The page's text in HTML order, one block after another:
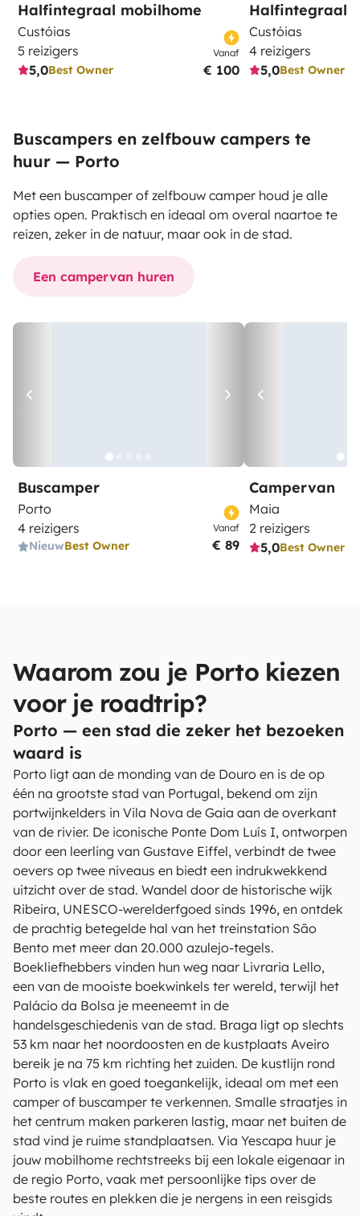
Halfintegraal mobilhome
Custóias
5 reizigers
5,0Best Owner
Vanaf
€ 100
Halfintegraal
Custóias
4 reizigers
5,0Best Owner
Buscampers en zelfbouw campers te
huur — Porto
Met een buscamper of zelfbouw camper houd je alle
opties open. Praktisch en ideaal om overal naartoe te
reizen, zeker in de natuur, maar ook in de stad.
Een campervan huren
Buscamper
Porto
4 reizigers
NieuwBest Owner
Vanaf
€ 89
Campervan
Maia
2 reizigers
5,0Best Owner
Waarom zou je Porto kiezen
voor je roadtrip?
Porto — een stad die zeker het bezoeken
waard is
Porto ligt aan de monding van de Douro en is de op
één na grootste stad van Portugal, bekend om zijn
portwijnkelders in Vila Nova de Gaia aan de overkant
van de rivier. De iconische Ponte Dom Luís I, ontworpen
door een leerling van Gustave Eiffel, verbindt de twee
oevers op twee niveaus en biedt een indrukwekkend
uitzicht over de stad. Wandel door de historische wijk
Ribeira, UNESCO-werelderfgoed sinds 1996, en ontdek
de prachtig betegelde hal van het treinstation São
Bento met meer dan 20.000 azulejo-tegels.
Boekliefhebbers vinden hun weg naar Livraria Lello,
een van de mooiste boekwinkels ter wereld, terwijl het
Palácio da Bolsa je meeneemt in de
handelsgeschiedenis van de stad. Braga ligt op slechts
53 km naar het noordoosten en de kustplaats Aveiro
bereik je na 75 km richting het zuiden. De kustlijn rond
Porto is vlak en goed toegankelijk, ideaal om met een
camper of buscamper te verkennen. Smalle straatjes in
het centrum maken parkeren lastig, maar net buiten de
stad vind je ruime standplaatsen. Via Yescapa huur je
jouw mobilhome rechtstreeks bij een lokale eigenaar in
de regio Porto, vaak met persoonlijke tips over de
beste routes en plekken die je nergens in een reisgids